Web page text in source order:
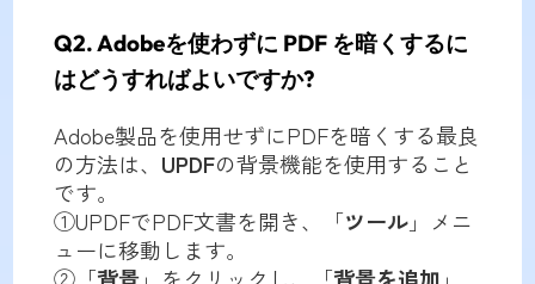
Q2. Adobeを使わずに PDF を暗くするに
はどうすればよいですか?
Adobe製品を使用せずにPDFを暗くする最良
の方法は、 UPDFの背景機能を使用すること
です。
①UPDFでPDF文書を開き、「ツール」メニ
ューに移動します。